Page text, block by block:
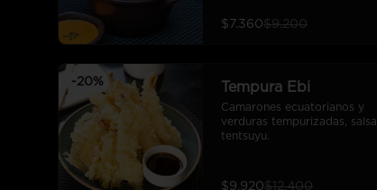
$7.360$9.200
-20% Tempura Ebi
Camarones ecuatorianos y
verduras tempurizadas, salsa
tentsuyu.
$9.920$12.400